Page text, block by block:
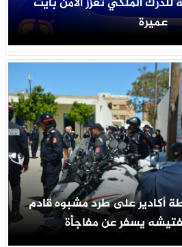
عميرة
أكادير على طرد مشبوه قادم
يسفر عن مفاجأة